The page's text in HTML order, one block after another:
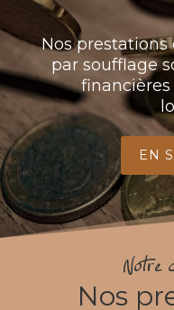
Nos prestations
par soufflage
EN
Notre
Nos